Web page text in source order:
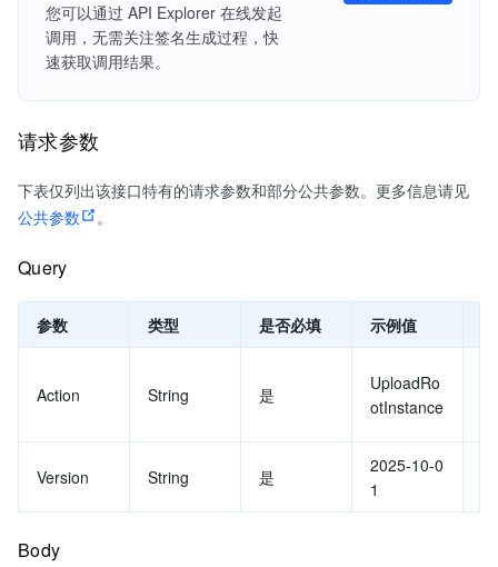
您可以通过 API Explorer 在线发起
调用，无需关注签名生成过程，快
速获取调用结果。
请求参数
下表仅列出该接口特有的请求参数和部分公共参数。更多信息请见
公共参数
。
Query
参数 类型 是否必填 示例值
Action String 是
UploadRo
otInstance
Version String 是
2025-10-0
1
Body